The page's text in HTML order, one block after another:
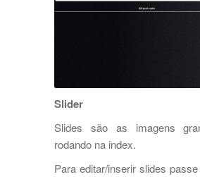
Slider
Slides são as imagens
rodando na index.
Para editar/inserir slides